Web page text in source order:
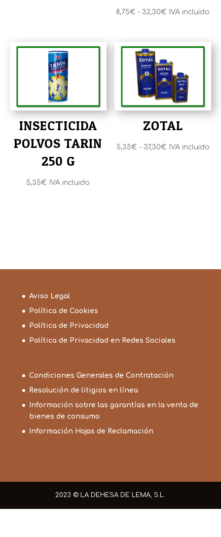
8,75€ - 32,30€ Rango
desde
8,75€
hasta
32,30€
IVA incluido
INSECTICIDA
POLVOS TARIN
250 G
5,35€ IVA incluido
ZOTAL
5,35€ - 37,30€Rango
IVA incluido
Aviso Legal
Política de Cookies
Política de Privacidad
Política de Privacidad en Redes Sociales
Condiciones Generales de Contratación
Resolución de litigios en línea
Información sobre las garantías en la venta de
bienes de consumo
Información Hojas de Reclamación
2023 © LA DEHESA DE LEMA, S.L.